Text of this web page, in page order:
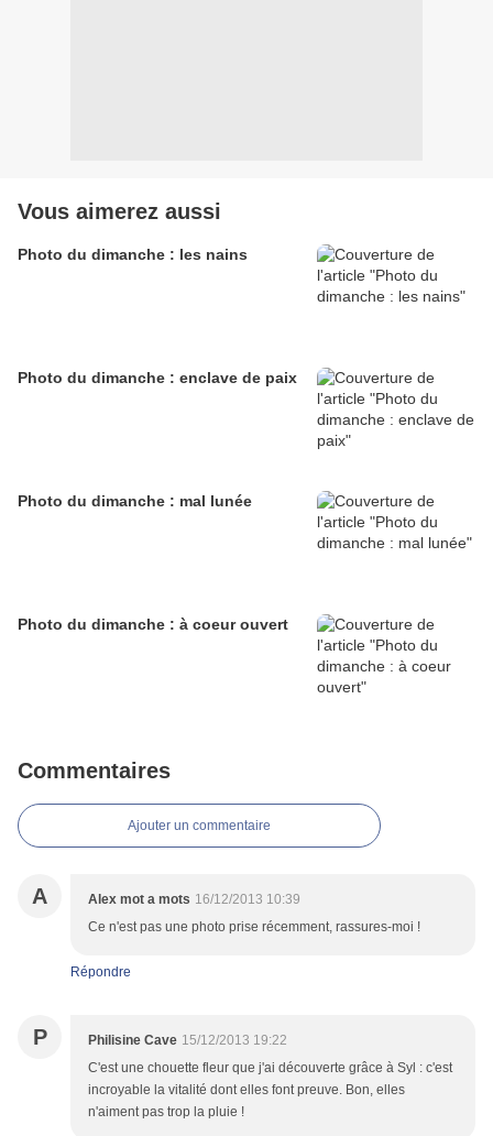
Vous aimerez aussi
Photo du dimanche : les nains
Photo du dimanche : enclave de paix
Photo du dimanche : mal lunée
Photo du dimanche : à coeur ouvert
Commentaires
Ajouter un commentaire
A Alex mot a mots 16/12/2013 10:39
Ce n'est pas une photo prise récemment, rassures-moi !
Répondre
P Philisine Cave 15/12/2013 19:22
C'est une chouette fleur que j'ai découverte grâce à Syl : c'est
incroyable la vitalité dont elles font preuve. Bon, elles
n'aiment pas trop la pluie !